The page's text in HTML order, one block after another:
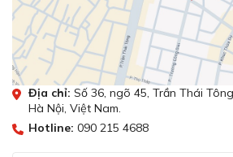
Địa chỉ: Số 36, ngõ 45, Trần Thái
Hà Nội, Việt Nam.
Hotline: 090 215 4688